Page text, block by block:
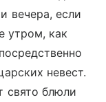
вечера, если
утром, как
невест.
свято блюли